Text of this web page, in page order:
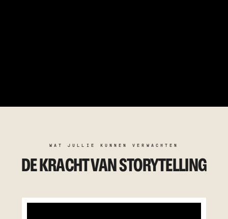
WAT JULLIE KUNNEN VERWACHTEN
DE KRACHT VAN STORYTELLING